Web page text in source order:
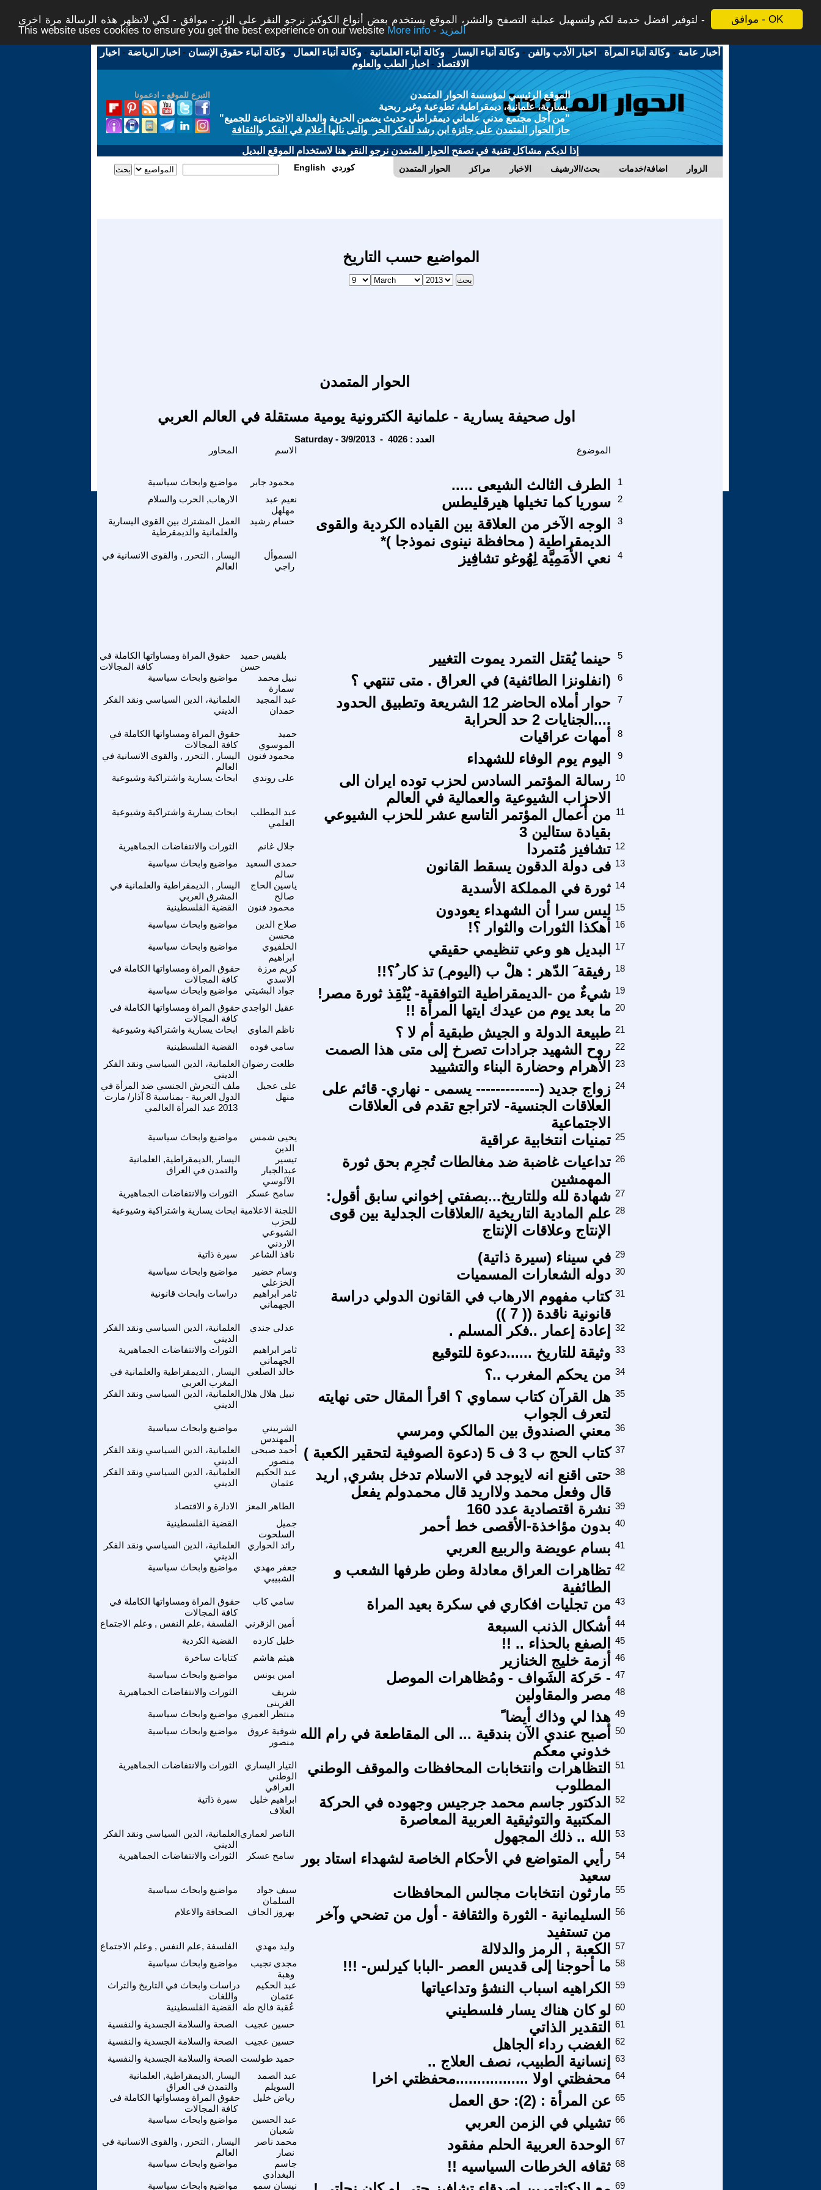
موافق - OK
لتوفير افضل خدمة لكم ولتسهيل عملية التصفح والنشر، الموقع يستخدم بعض أنواع الكوكيز نرجو النقر على الزر - موافق - لكي لاتظهر هذه الرسالة مرة اخرى -
This website uses cookies to ensure you get the best experience on our website
More info - المزيد
أخبار عامة -وكالة أنباء المرأة - اخبار الأدب والفن -وكالة أنباء اليسار -وكالة أنباء العلمانية -وكالة أنباء العمال -وكالة أنباء حقوق الإنسان - اخبار الرياضة - اخبار
الاقتصاد - اخبار الطب والعلوم
التبرع للموقع - ادعمونا
الموقع الرئيسي لمؤسسة الحوار المتمدن
يسارية، علمانية، ديمقراطية، تطوعية وغير ربحية
"من أجل مجتمع مدني علماني ديمقراطي حديث يضمن الحرية والعدالة الاجتماعية للجميع"
حاز الحوار المتمدن على جائزة ابن رشد للفكر الحر والتى نالها أعلام في الفكر والثقافة
إذا لديكم مشاكل تقنية في تصفح الحوار المتمدن نرجو النقر هنا لاستخدام الموقع البديل
الحوار المتمدن مراكز الاخبار بحث/الارشيف اضافة/خدمات الزوار English كوردي
المواضيع حسب التاريخ
الحوار المتمدن
اول صحيفة يسارية - علمانية الكترونية يومية مستقلة في العالم العربي
Saturday - 3/9/2013 - العدد : 4026
الاسم الموضوع
مواضيع وابحاث سياسية محمود جابر الطرف الثالث الشيعى .....
1
الارهاب, الحرب والسلام
نعيم عبد
مهلهل
سوريا كما تخيلها هيرقليطس 2
العمل المشترك بين القوى اليسارية
والعلمانية والديمقرطية
حسام رشيد
الوجه الآخر من العلاقة بين القياده الكردية والقوى
الديمقراطية ( محافظة نينوى نموذجا )*
3
اليسار , التحرر , والقوى الانسانية في
العالم
السموأل
راجي
نعي الأُمَمِيَّة لِهُوغو تشافِيز 4
حقوق المراة ومساواتها الكاملة في
كافة المجالات
بلقيس حميد
حسن
حينما يُقتل التمرد يموت التغيير 5
مواضيع وابحاث سياسية
نبيل محمد
سمارة
(انفلونزا الطائفية) في العراق . متى تنتهي ؟ 6
العلمانية، الدين السياسي ونقد الفكر
الديني
عبد المجيد
حمدان
حوار أملاه الحاضر 12 الشريعة وتطبيق الحدود
....الجنايات 2 حد الحرابة
7
حقوق المراة ومساواتها الكاملة في
كافة المجالات
حميد
الموسوي
أمهات عراقيات 8
اليسار , التحرر , والقوى الانسانية في
العالم
محمود فنون اليوم يوم الوفاء للشهداء 9
ابحاث يسارية واشتراكية وشيوعية على روندي
رسالة المؤتمر السادس لحزب توده ايران الى
الاحزاب الشيوعية والعمالية في العالم
10
ابحاث يسارية واشتراكية وشيوعية
عبد المطلب
العلمي
من أعمال المؤتمر التاسع عشر للحزب الشيوعي
بقيادة ستالين 3
11
الثورات والانتفاضات الجماهيرية جلال غانم تشافيز مُتمردا 12
مواضيع وابحاث سياسية
حمدى السعيد
سالم
فى دولة الدقون يسقط القانون 13
اليسار , الديمقراطية والعلمانية في
المشرق العربي
ياسين الحاج
صالح
ثورة في المملكة الأسدية 14
القضية الفلسطينية محمود فنون ليس سرا أن الشهداء يعودون 15
مواضيع وابحاث سياسية
صلاح الدين
محسن
أهكذا الثورات والثوار ؟! 16
مواضيع وابحاث سياسية
الخلفيوي
ابراهيم
البديل هو وعي تنظيمي حقيقي 17
حقوق المراة ومساواتها الكاملة في
كافة المجالات
كريم مرزة
الاسدي
رفيقة َ الدّهر : هلْ ب (اليوم ِ) تذ كار ُ؟!! 18
مواضيع وابحاث سياسية جواد البشيتي شيءٌ من -الديمقراطية التوافقية- يُنْقِذ ثورة مصر! 19
حقوق المراة ومساواتها الكاملة في
كافة المجالات
عقيل الواجدي ما بعد يوم من عيدك ايتها المرأة !! 20
ابحاث يسارية واشتراكية وشيوعية ناظم الماوي طبيعة الدولة و الجيش طبقية أم لا ؟ 21
القضية الفلسطينية
سامي فوده روح الشهيد جرادات تصرخ إلى متى هذا الصمت 22
العلمانية، الدين السياسي ونقد الفكر
الديني
طلعت رضوان الأهرام وحضارة البناء والتشييد 23
ملف التحرش الجنسي ضد المرأة في
الدول العربية - بمناسبة 8 آذار/ مارت
2013 عيد المرأة العالمي
على عجيل
منهل
زواج جديد ‏(------------- يسمى - نهاري- قائم على
العلاقات الجنسية- لاتراجع تقدم فى العلاقات
الاجتماعية
24
مواضيع وابحاث سياسية
يحيى شمس
الدين
تمنيات انتخابية عراقية 25
اليسار ,الديمقراطية, العلمانية
والتمدن في العراق
تيسير
عبدالجبار
الآلوسي
تداعيات غاضبة ضد مغالطات تُجرِم بحق ثورة
المهمشين
26
الثورات والانتفاضات الجماهيرية سامح عسكر شهادة لله وللتاريخ...بصفتي إخواني سابق أقول: 27
ابحاث يسارية واشتراكية وشيوعية اللجنة الاعلامية
للحزب
الشيوعي
الاردني
علم المادية التاريخية /العلاقات الجدلية بين قوى
الإنتاج وعلاقات الإنتاج
28
سيرة ذاتية نافذ الشاعر في سيناء (سيرة ذاتية) 29
مواضيع وابحاث سياسية
وسام خضير
الخزعلي
دوله الشعارات المسميات 30
دراسات وابحاث قانونية
ثامر ابراهيم
الجهماني
كتاب مفهوم الارهاب في القانون الدولي دراسة
قانونية ناقدة (( 7 ))
31
العلمانية، الدين السياسي ونقد الفكر
الديني
عدلي جندي إعادة إعمار ..فكر المسلم . 32
الثورات والانتفاضات الجماهيرية
ثامر ابراهيم
الجهماني
وثيقة للتاريخ ......دعوة للتوقيع 33
اليسار , الديمقراطية والعلمانية في
المغرب العربي
خالد الصلعي من يحكم المغرب ..؟ 34
العلمانية، الدين السياسي ونقد الفكر
الديني
نبيل هلال هلال
هل القرآن كتاب سماوي ؟ اقرأ المقال حتى نهايته
لتعرف الجواب
35
مواضيع وابحاث سياسية
الشربيني
المهندس
معني الصندوق بين المالكي ومرسي 36
العلمانية، الدين السياسي ونقد الفكر
الديني
أحمد صبحى
منصور
كتاب الحج ب 3 ف 5 (دعوة الصوفية لتحقير الكعبة ) 37
العلمانية، الدين السياسي ونقد الفكر
الديني
عبد الحكيم
عثمان
حتى اقنع انه لايوجد في الاسلام تدخل بشري, اريد
قال وفعل محمد ولااريد قال محمدولم يفعل
38
الادارة و الاقتصاد الطاهر المعز نشرة اقتصادية عدد 160 39
القضية الفلسطينية
جميل
السلحوت
بدون مؤاخذة-الأقصى خط أحمر 40
العلمانية، الدين السياسي ونقد الفكر
الديني
رائد الحواري بسام عويضة والربيع العربي 41
مواضيع وابحاث سياسية
جعفر مهدي
الشبيبي
تظاهرات العراق معادلة وطن طرفها الشعب و
الطائفية
42
حقوق المراة ومساواتها الكاملة في
كافة المجالات
سامي كاب من تجليات افكاري في سكرة بعيد المراة 43
الفلسفة ,علم النفس , وعلم الاجتماع أمين الزقرني أشكال الذنب السبعة
44
القضية الكردية
خليل كارده الصفع بالحذاء .. !!
45
كتابات ساخرة
هيثم هاشم أزمة خليج الخنازير
46
مواضيع وابحاث سياسية
امين يونس - حَركة الشَواف - ومُظاهرات الموصل 47
الثورات والانتفاضات الجماهيرية
شريف
الغرينى
مصر والمقاولين 48
مواضيع وابحاث سياسية منتظر العمري هذا لي وذاك أيضا ً 49
مواضيع وابحاث سياسية
شوقية عروق
منصور
أصبح عندي الآن بندقية ... الى المقاطعة في رام الله
خذوني معكم
50
الثورات والانتفاضات الجماهيرية
التيار اليساري
الوطني
العراقي
التظاهرات وانتخابات المحافظات والموقف الوطني
المطلوب
51
سيرة ذاتية
ابراهيم خليل
العلاف
الدكتور جاسم محمد جرجيس وجهوده في الحركة
المكتبية والتوثيقية العربية المعاصرة
52
العلمانية، الدين السياسي ونقد الفكر
الديني
الناصر لعماري الله .. ذلك المجهول 53
الثورات والانتفاضات الجماهيرية سامح عسكر
رأيي المتواضع في الأحكام الخاصة لشهداء استاد بور
سعيد
54
مواضيع وابحاث سياسية
سيف جواد
السلمان
مارثون انتخابات مجالس المحافظات 55
الصحافة والاعلام بهروز الجاف
السليمانية - الثورة والثقافة - أول من تضحي وآخر
من تستفيد
56
الفلسفة ,علم النفس , وعلم الاجتماع وليد مهدي الكعبة , الرمز والدلالة
57
مواضيع وابحاث سياسية
مجدى نجيب
وهبة
ما أحوجنا إلى قديس العصر -البابا كيرلس- !!! 58
دراسات وابحاث في التاريخ والتراث
واللغات
عبد الحكيم
عثمان
الكراهيه اسباب النشؤ وتداعياتها 59
القضية الفلسطينية عُقبة فالح طه لو كان هناك يسار فلسطيني 60
الصحة والسلامة الجسدية والنفسية
حسين عجيب التقدير الذاتي
61
الصحة والسلامة الجسدية والنفسية
حسين عجيب الغضب رداء الجاهل
62
الصحة والسلامة الجسدية والنفسية حميد طولست إنسانية الطبيب، نصف العلاج ..
63
اليسار ,الديمقراطية, العلمانية
والتمدن في العراق
عبد الصمد
السويلم
محفظتي اولا .................محفظتي اخرا 64
حقوق المراة ومساواتها الكاملة في
كافة المجالات
رياض خليل عن المرأة : (2): حق العمل 65
مواضيع وابحاث سياسية
عبد الحسين
شعبان
تشيلي في الزمن العربي 66
اليسار , التحرر , والقوى الانسانية في
العالم
محمد ناصر
نصار
الوحدة العربية الحلم مفقود 67
مواضيع وابحاث سياسية
جاسم
البغدادي
ثقافه الخرطات السياسيه !! 68
مواضيع وابحاث سياسية نيسان سمو 69